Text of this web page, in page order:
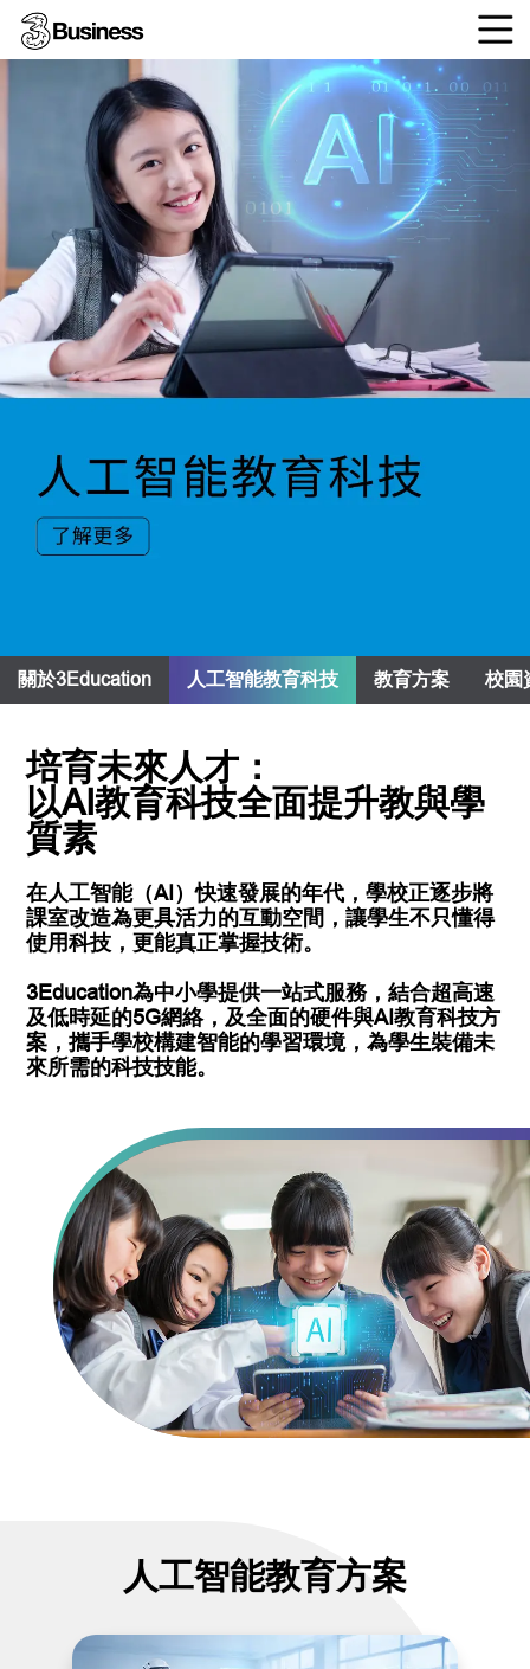
關於3Education 人工智能教育科技 教育方案 校園
培育未來人才：
以AI教育科技全面提升教與學
質素
在人工智能（AI）快速發展的年代，學校正逐步將
課室改造為更具活力的互動空間，讓學生不只懂得
使用科技，更能真正掌握技術。
3Education為中小學提供一站式服務，結合超高速
及低時延的5G網絡，及全面的硬件與AI教育科技方
案，攜手學校構建智能的學習環境，為學生裝備未
來所需的科技技能。
人工智能教育方案